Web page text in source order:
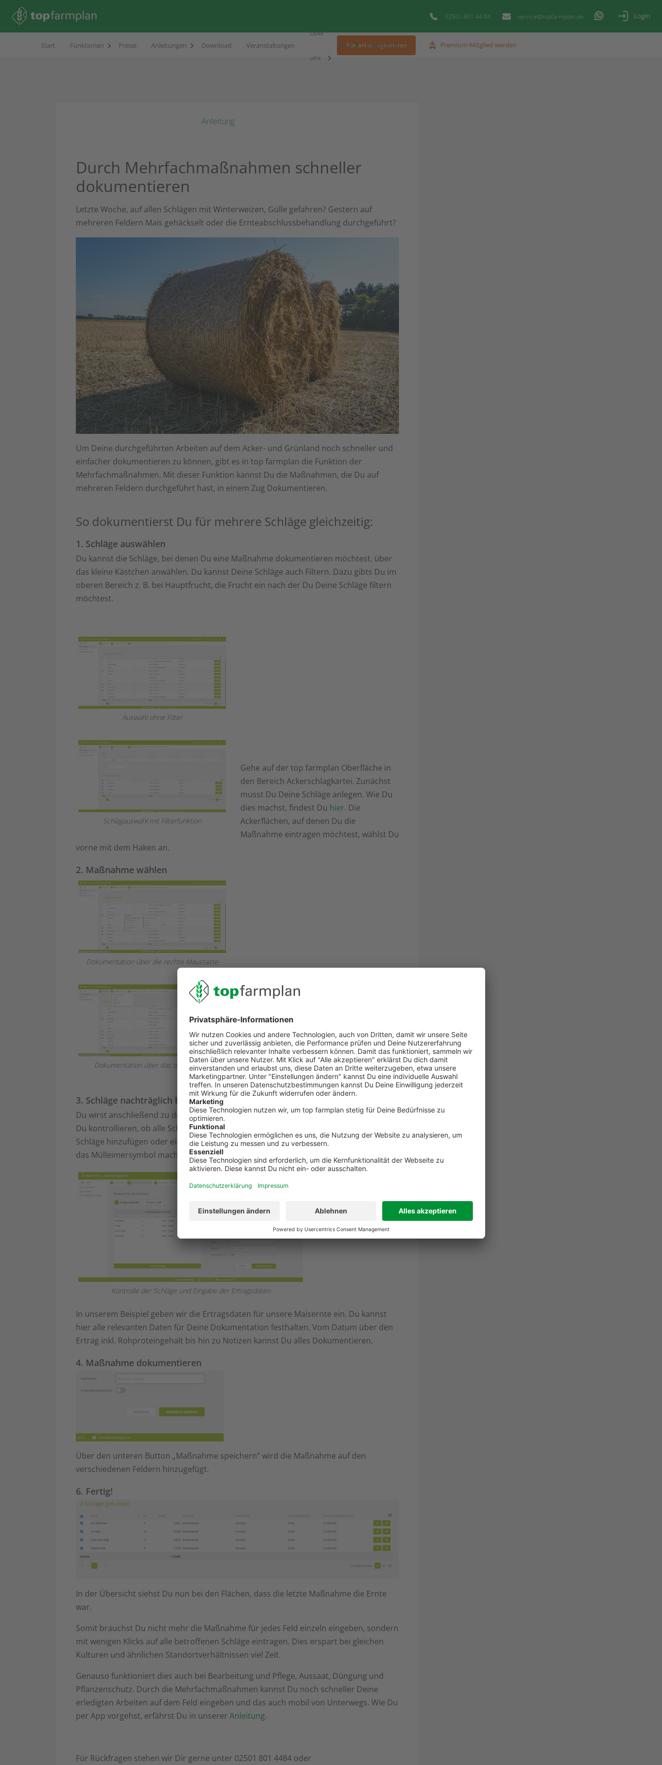
02501 801 44 84 service@topfarmplan.de Login
Start Funktionen Preise Anleitungen Download Veranstaltungen
Über
uns
Blog Kontakt
Kostenlos registrieren Premium-Mitglied werden
Anleitung
Durch Mehrfachmaßnahmen schneller
dokumentieren
Letzte Woche, auf allen Schlägen mit Winterweizen, Gülle gefahren? Gestern auf
mehreren Feldern Mais gehäckselt oder die Ernteabschlussbehandlung durchgeführt?
Um Deine durchgeführten Arbeiten auf dem Acker- und Grünland noch schneller und
einfacher dokumentieren zu können, gibt es in top farmplan die Funktion der
Mehrfachmaßnahmen. Mit dieser Funktion kannst Du die Maßnahmen, die Du auf
mehreren Feldern durchgeführt hast, in einem Zug Dokumentieren.
So dokumentierst Du für mehrere Schläge gleichzeitig:
1. Schläge auswählen
Du kannst die Schläge, bei denen Du eine Maßnahme dokumentieren möchtest, über
das kleine Kästchen anwählen. Du kannst Deine Schläge auch Filtern. Dazu gibts Du im
oberen Bereich z. B. bei Hauptfrucht, die Frucht ein nach der Du Deine Schläge filtern
möchtest.
Auswahl ohne Filter
Schlagauswahl mit Filterfunktion
Gehe auf der top farmplan Oberfläche in
den Bereich Ackerschlagkartei. Zunächst
musst Du Deine Schläge anlegen. Wie Du
dies machst, findest Du hier. Die
Ackerflächen, auf denen Du die
Maßnahme eintragen möchtest, wählst Du
vorne mit dem Haken an.
2. Maßnahme wählen
Dokumentation über die rechte Maustaste
Dokumentation über das obere Menü
klickst Du oben in der Leiste auf
„Maßnahme dokumentieren“. Du kannst
jetzt die durchgeführte Maßnahme
auswählen. In unserem Beispiel erfassen
wir die Ernte.
3. Schläge nachträglich bearbeiten
Du wirst anschließend zu der Eingabemaske weitergeleitet. Über die Linke Seite kannst
Du kontrollieren, ob alle Schläge ausgewählt sind. Zusätzlich kannst Du auch weitere
Schläge hinzufügen oder einzelne Schläge wieder herauslöschen. Das kannst Du über
das Mülleimersymbol machen. Dann geht es weiter zur rechten Seite im Bild.
Kontrolle der Schläge und Eingabe der Ertragsdaten
In unserem Beispiel geben wir die Ertragsdaten für unsere Maisernte ein. Du kannst
hier alle relevanten Daten für Deine Dokumentation festhalten. Vom Datum über den
Ertrag inkl. Rohproteingehalt bis hin zu Notizen kannst Du alles Dokumentieren.
4. Maßnahme dokumentieren
Über den unteren Button „Maßnahme speichern“ wird die Maßnahme auf den
verschiedenen Feldern hinzugefügt.
6. Fertig!
In der Übersicht siehst Du nun bei den Flächen, dass die letzte Maßnahme die Ernte
war.
Somit brauchst Du nicht mehr die Maßnahme für jedes Feld einzeln eingeben, sondern
mit wenigen Klicks auf alle betroffenen Schläge eintragen. Dies erspart bei gleichen
Kulturen und ähnlichen Standortverhältnissen viel Zeit.
Genauso funktioniert dies auch bei Bearbeitung und Pflege, Aussaat, Düngung und
Pflanzenschutz. Durch die Mehrfachmaßnahmen kannst Du noch schneller Deine
erledigten Arbeiten auf dem Feld eingeben und das auch mobil von Unterwegs. Wie Du
per App vorgehst, erfährst Du in unserer Anleitung.
Für Rückfragen stehen wir Dir gerne unter 02501 801 4484 oder